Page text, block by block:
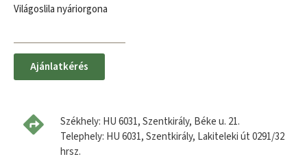
Világoslila nyáriorgona
Ajánlatkérés
Székhely: HU 6031, Szentkirály, Béke u. 21.
Telephely: HU 6031, Szentkirály, Lakiteleki út 0291/32
hrsz.